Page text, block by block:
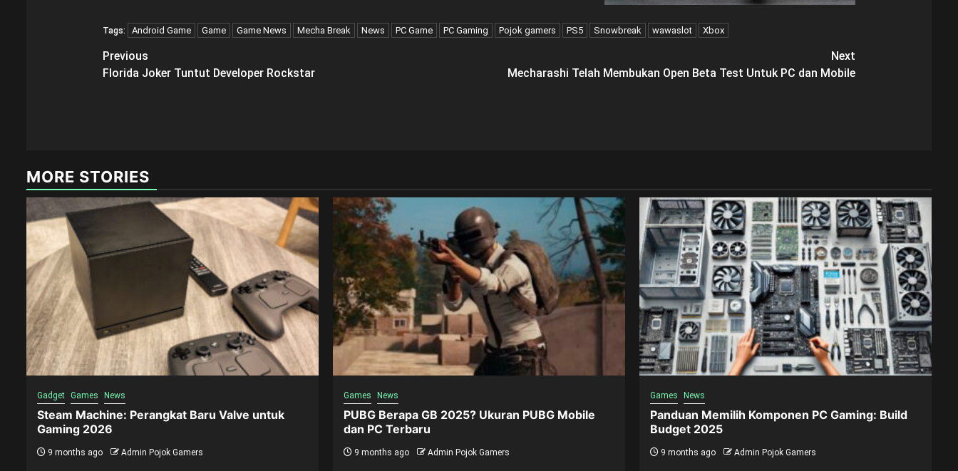
Tags: Android Game Game Game News Mecha Break News PC Game PC Gaming Pojok gamers PS5 Snowbreak wawaslot Xbox
Post
navigation
Previous
Florida Joker Tuntut Developer Rockstar
Next
Mecharashi Telah Membukan Open Beta Test Untuk PC dan Mobile
MORE STORIES
Gadget Games News
Steam Machine: Perangkat Baru Valve untuk
Gaming 2026
9 months ago Admin Pojok Gamers
Games News
PUBG Berapa GB 2025? Ukuran PUBG Mobile
dan PC Terbaru
9 months ago Admin Pojok Gamers
Games News
Panduan Memilih Komponen PC Gaming: Build
Budget 2025
9 months ago Admin Pojok Gamers